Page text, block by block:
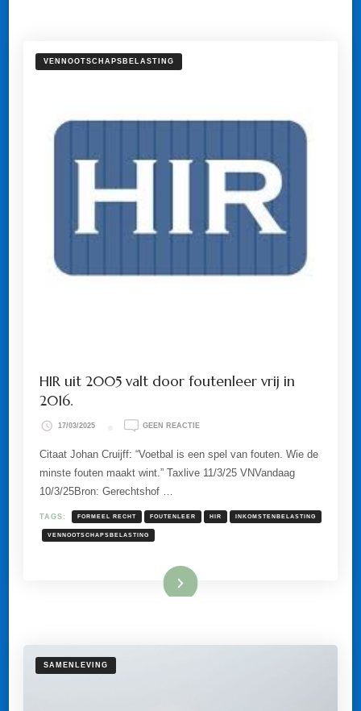
VENNOOTSCHAPSBELASTING
HIR uit 2005 valt door foutenleer vrij in
2016.
17/03/2025 GEEN REACTIEOP
2005
VALT
VRIJ
IN
Citaat Johan Cruijff: “Voetbal is een spel van fouten. Wie de
minste fouten maakt wint.” Taxlive 11/3/25 VNVandaag
10/3/25Bron: Gerechtshof …
TAGS: FORMEEL RECHT FOUTENLEER HIR INKOMSTENBELASTING
VENNOOTSCHAPSBELASTING
Lees meer
SAMENLEVING